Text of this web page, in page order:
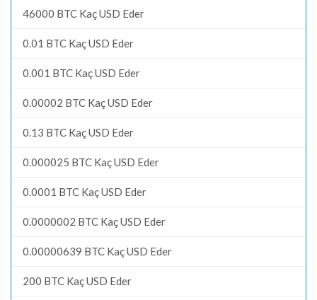
46000 BTC Kaç USD Eder
0.01 BTC Kaç USD Eder
0.001 BTC Kaç USD Eder
0.00002 BTC Kaç USD Eder
0.13 BTC Kaç USD Eder
0.000025 BTC Kaç USD Eder
0.0001 BTC Kaç USD Eder
0.0000002 BTC Kaç USD Eder
0.00000639 BTC Kaç USD Eder
200 BTC Kaç USD Eder